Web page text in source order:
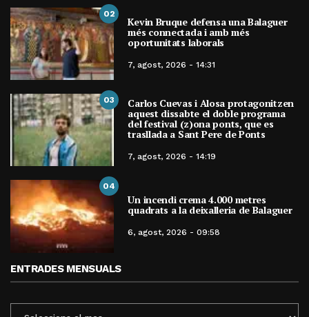
02
Kevin Bruque defensa una Balaguer
més connectada i amb més
oportunitats laborals
7, agost, 2026 - 14:31
03 Carlos Cuevas i Alosa protagonitzen
aquest dissabte el doble programa
del festival (z)ona ponts, que es
trasllada a Sant Pere de Ponts
7, agost, 2026 - 14:19
04
Un incendi crema 4.000 metres
quadrats a la deixalleria de Balaguer
6, agost, 2026 - 09:58
ENTRADES MENSUALS